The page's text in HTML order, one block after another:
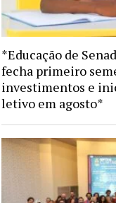
*Educação de
fecha primeiro
investimentos e
letivo em agosto*